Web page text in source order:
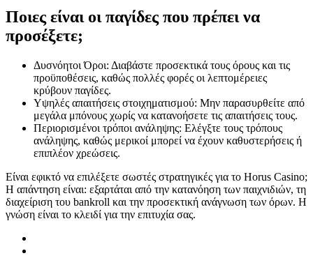
Ποιες είναι οι παγίδες που πρέπει να
προσέξετε;
Δυσνόητοι Όροι: Διαβάστε προσεκτικά τους όρους και τις
προϋποθέσεις, καθώς πολλές φορές οι λεπτομέρειες
κρύβουν παγίδες.
Υψηλές απαιτήσεις στοιχηματισμού: Μην παρασυρθείτε από
μεγάλα μπόνους χωρίς να κατανοήσετε τις απαιτήσεις τους.
Περιορισμένοι τρόποι ανάληψης: Ελέγξτε τους τρόπους
ανάληψης, καθώς μερικοί μπορεί να έχουν καθυστερήσεις ή
επιπλέον χρεώσεις.
Είναι εφικτό να επιλέξετε σωστές στρατηγικές για το Horus Casino;
Η απάντηση είναι: εξαρτάται από την κατανόηση των παιχνιδιών, τη
διαχείριση του bankroll και την προσεκτική ανάγνωση των όρων. Η
γνώση είναι το κλειδί για την επιτυχία σας.